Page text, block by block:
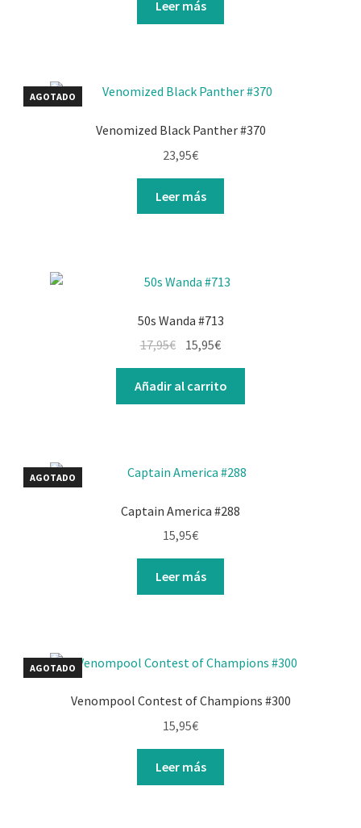
Leer más
AGOTADO
Venomized Black Panther #370
23,95€
Leer más
50s Wanda #713
17,95€ El
precio
original
era:
15,95€El
precio
actual
es:
Añadir al carrito
AGOTADO
Captain America #288
15,95€
Leer más
AGOTADO
Venompool Contest of Champions #300
15,95€
Leer más